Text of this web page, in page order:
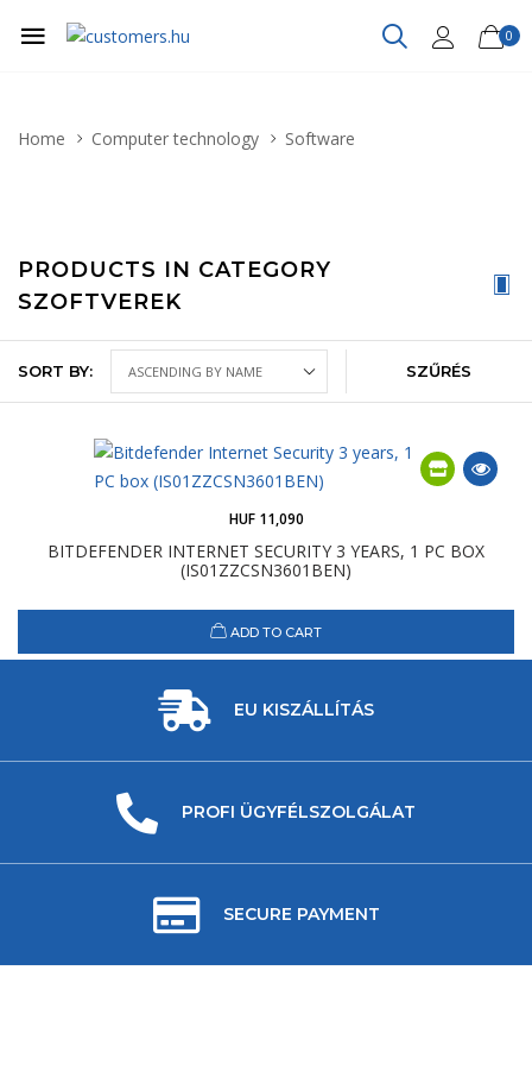
0
Home Computer technology Software
PRODUCTS IN CATEGORY
SZOFTVEREK
SORT BY: SZŰRÉS
BITDEFENDER INTERNET SECURITY 3 YEARS, 1 PC BOX
(IS01ZZCSN3601BEN)
HUF 11,090
ADD TO CART
EU KISZÁLLÍTÁS
PROFI ÜGYFÉLSZOLGÁLAT
SECURE PAYMENT